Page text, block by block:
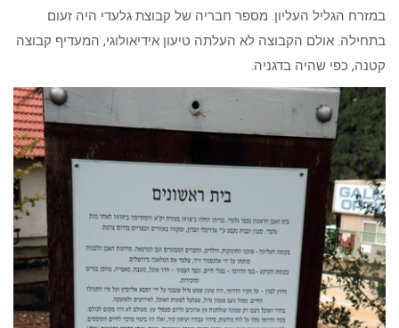
במזרח הגליל העליון. מספר חבריה של קבוצת גלעדי היה זעום
בתחילה. אולם הקבוצה לא העלתה טיעון אידיאולוגי, המעדיף קבוצה
קטנה, כפי שהיה בדגניה.